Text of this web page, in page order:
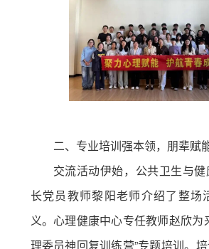
二、专业培训强本领，朋辈赋
交流活动伊始，公共卫生与
长党员教师黎阳老师介绍了整场
义。心理健康中心专任教师赵欣为
理委员神回复训练营”专题培训。